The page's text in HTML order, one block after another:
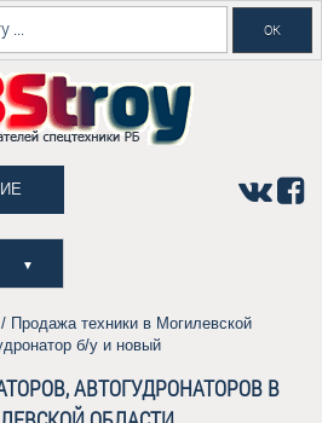
▼
Продажа техники в Могилевской
б/у и новый
АВТОГУДРОНАТОРОВ В